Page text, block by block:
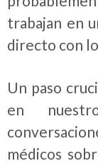
trabajan en
directo con
Un paso
en
médicos